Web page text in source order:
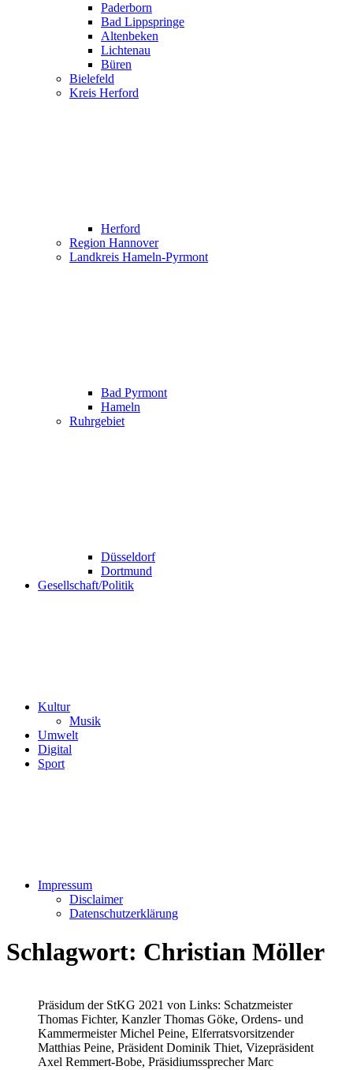
Paderborn
Bad Lippspringe
Altenbeken
Lichtenau
Büren
Bielefeld
Kreis Herford
Herford
Region Hannover
Landkreis Hameln-Pyrmont
Bad Pyrmont
Hameln
Ruhrgebiet
Düsseldorf
Dortmund
Gesellschaft/Politik
Kultur
Musik
Umwelt
Digital
Sport
Impressum
Disclaimer
Datenschutzerklärung
Schlagwort: Christian Möller
Präsidum der StKG 2021 von Links: Schatzmeister
Thomas Fichter, Kanzler Thomas Göke, Ordens- und
Kammermeister Michel Peine, Elferratsvorsitzender
Matthias Peine, Präsident Dominik Thiet, Vizepräsident
Axel Remmert-Bobe, Präsidiumssprecher Marc